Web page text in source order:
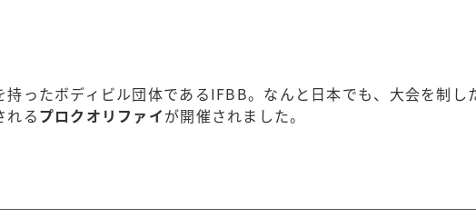
持ったボディビル団体であるIFBB。なんと日本でも、大会を制
れるプロクオリファイが開催されました。